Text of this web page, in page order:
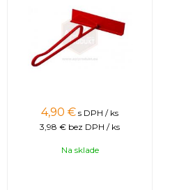
4,90 € s DPH / ks
3,98 € bez DPH / ks
Na sklade